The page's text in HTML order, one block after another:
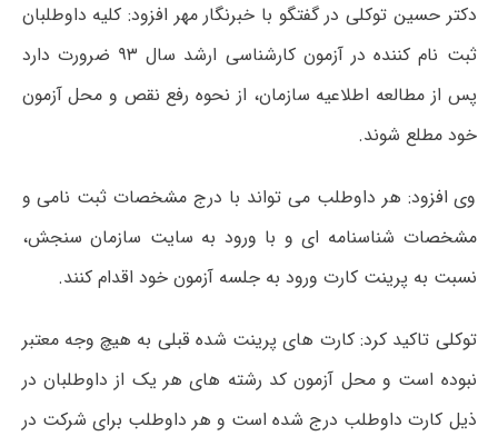
دکتر حسین توکلی در گفتگو با خبرنگار مهر افزود: کلیه داوطلبان
ثبت نام کننده در آزمون کارشناسی ارشد سال ۹۳ ضرورت دارد
پس از مطالعه اطلاعیه سازمان، از نحوه رفع نقص و محل آزمون
خود مطلع شوند.
وی افزود: هر داوطلب می تواند با درج مشخصات ثبت نامی و
مشخصات شناسنامه ای و با ورود به سایت سازمان سنجش،
نسبت به پرینت کارت ورود به جلسه آزمون خود اقدام کنند.
توکلی تاکید کرد: کارت های پرینت شده قبلی به هیچ وجه معتبر
نبوده است و محل آزمون کد رشته های هر یک از داوطلبان در
ذیل کارت داوطلب درج شده است و هر داوطلب برای شرکت در